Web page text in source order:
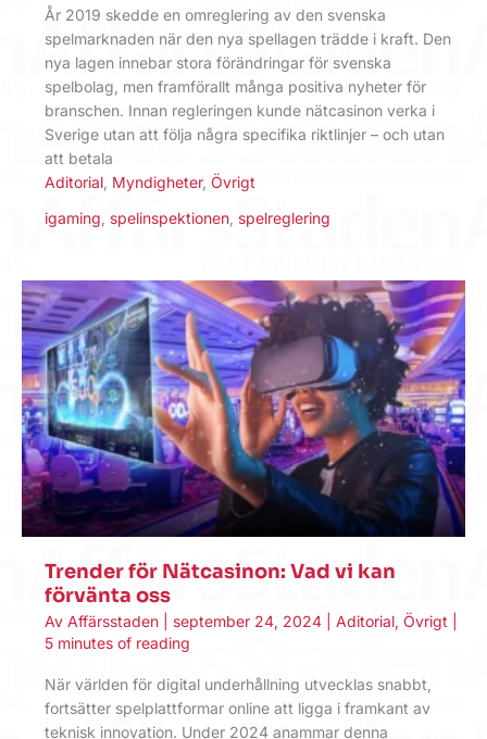
År 2019 skedde en omreglering av den svenska
spelmarknaden när den nya spellagen trädde i kraft. Den
nya lagen innebar stora förändringar för svenska
spelbolag, men framförallt många positiva nyheter för
branschen. Innan regleringen kunde nätcasinon verka i
Sverige utan att följa några specifika riktlinjer – och utan
att betala
Aditorial Myndigheter, Övrigt
igaming spelinspektionen spelreglering
Trender för Nätcasinon: Vad vi kan
förvänta oss
Av Affärsstaden september 24, 2024 Aditorial, Övrigt
5 minutes of reading
När världen för digital underhållning utvecklas snabbt,
fortsätter spelplattformar online att ligga i framkant av
teknisk innovation. Under 2024 anammar denna